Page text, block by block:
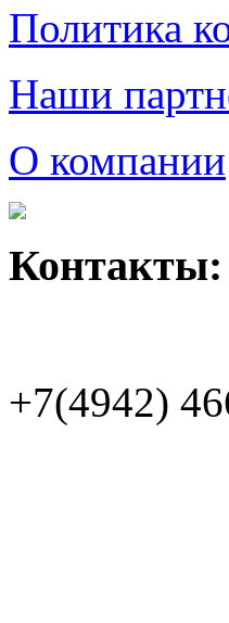
Политика
Наши
О компании
Контакты:
+7(4942)